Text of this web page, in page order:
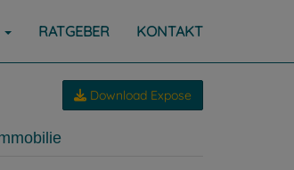
RATGEBER KONTAKT
Download Expose